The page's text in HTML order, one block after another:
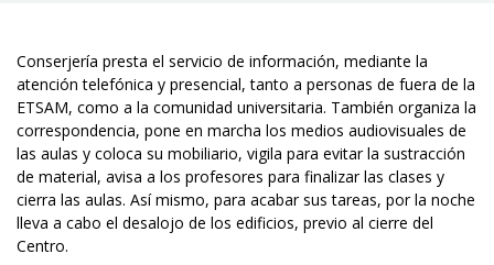
Conserjería presta el servicio de información, mediante la
atención telefónica y presencial, tanto a personas de fuera de la
ETSAM, como a la comunidad universitaria. También organiza la
correspondencia, pone en marcha los medios audiovisuales de
las aulas y coloca su mobiliario, vigila para evitar la sustracción
de material, avisa a los profesores para finalizar las clases y
cierra las aulas. Así mismo, para acabar sus tareas, por la noche
lleva a cabo el desalojo de los edificios, previo al cierre del
Centro.